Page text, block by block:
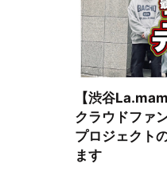
【渋谷
クラウドファ
プロジェクト
ます